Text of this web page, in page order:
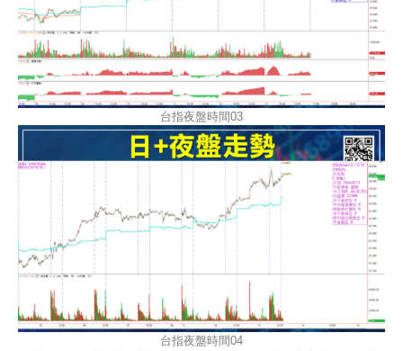
台指夜盤時間03
台指夜盤時間04